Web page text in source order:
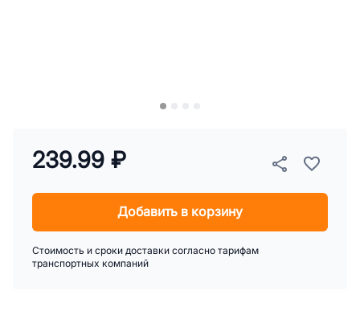
239.99 ₽
Добавить в корзину
Стоимость и сроки доставки согласно тарифам
транспортных компаний